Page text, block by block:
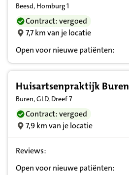
Beesd, Homburg 1
Contract: vergoed
7,7 km van je locatie
Open voor nieuwe patiënten:
Huisartsenpraktijk Buren
Buren, GLD, Dreef 7
Contract: vergoed
7,9 km van je locatie
Reviews:
Open voor nieuwe patiënten: